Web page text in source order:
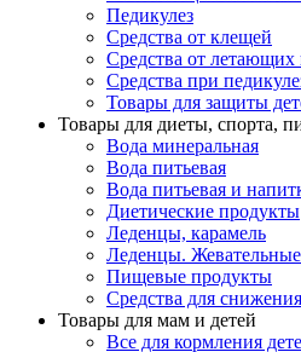
Педикулез
Средства от клещей
Средства от летающих
Средства при
Товары для защиты
Товары для диеты, спорта,
Вода минеральная
Вода питьевая
Вода питьевая и
Диетические продукты
Леденцы, карамель
Леденцы.
Пищевые продукты
Средства для
Товары для мам и детей
Все для кормления